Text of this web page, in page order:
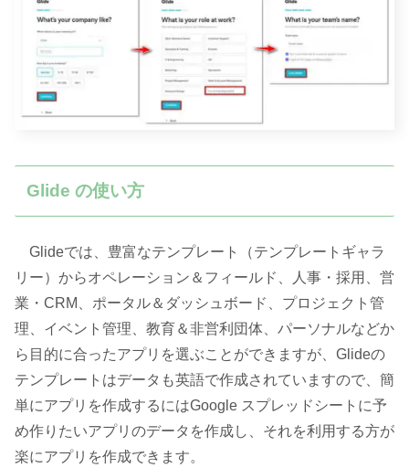
Glide の使い方
Glideでは、豊富なテンプレート（テンプレートギャラ
リー）からオペレーション＆フィールド、人事・採用、営
業・CRM、ポータル＆ダッシュボード、プロジェクト管
理、イベント管理、教育＆非営利団体、パーソナルなどか
ら目的に合ったアプリを選ぶことができますが、Glideの
テンプレートはデータも英語で作成されていますので、簡
単にアプリを作成するにはGoogle スプレッドシートに予
め作りたいアプリのデータを作成し、それを利用する方が
楽にアプリを作成できます。